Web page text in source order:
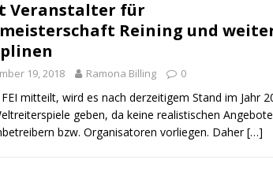
Veranstalter für
Reining und
19, 2018 Ramona Billing 0
mitteilt, wird es nach derzeitigem Stand im Jahr
geben, da keine realistischen
bzw. Organisatoren vorliegen. Daher[…]